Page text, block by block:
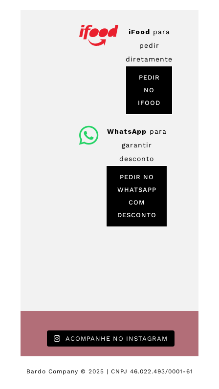
iFood para
pedir
diretamente
PEDIR
NO
IFOOD
WhatsApp para
garantir
desconto
PEDIR NO
WHATSAPP
COM
DESCONTO
ACOMPANHE NO INSTAGRAM
Bardo Company © 2025 | CNPJ 46.022.493/0001-61